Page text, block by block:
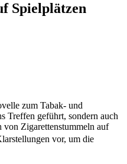
Spielplätzen
zum Tabak- und
Treffen geführt, sondern auch
von Zigarettenstummeln auf
vor, um die